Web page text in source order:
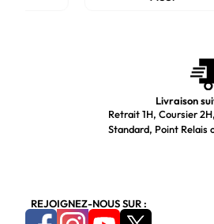
Livraison
Retrait 1H, Coursier
Standard, Point Relais
REJOIGNEZ-NOUS SUR :